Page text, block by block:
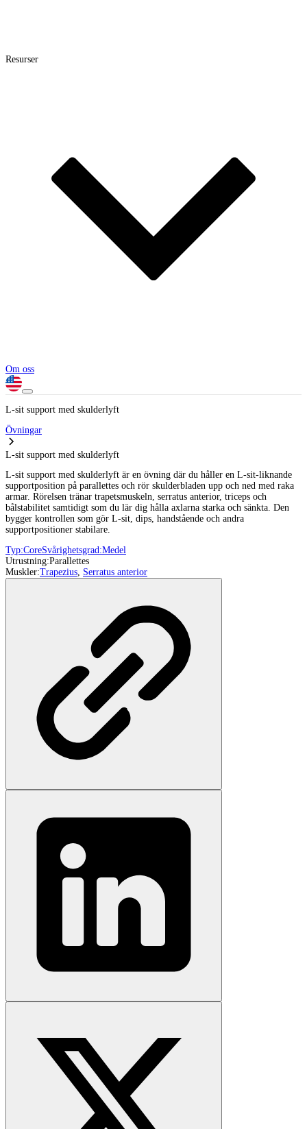
Resurser
Om oss
L-sit support med skulderlyft
Övningar
L-sit support med skulderlyft
L-sit support med skulderlyft är en övning där du håller en L-sit-liknande
supportposition på parallettes och rör skulderbladen upp och ned med raka
armar. Rörelsen tränar trapetsmuskeln, serratus anterior, triceps och
bålstabilitet samtidigt som du lär dig hålla axlarna starka och sänkta. Den
bygger kontrollen som gör L-sit, dips, handstående och andra
supportpositioner stabilare.
Typ:CoreSvårighetsgrad:Medel
Utrustning:Parallettes
Muskler:Trapezius, Serratus anterior